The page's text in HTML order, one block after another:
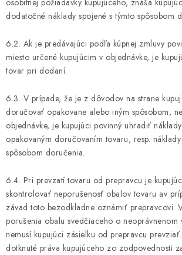
osobitnej požiadavky kupujúceho, znáša
dodatočné náklady spojené s týmto spôsobom
6.2. Ak je predávajúci podľa kúpnej zmluvy
miesto určené kupujúcim v objednávke, je
tovar pri dodaní.
6.3. V prípade, že je z dôvodov na strane
doručovať opakovane alebo iným spôsobom,
objednávke, je kupujúci povinný uhradiť
opakovaným doručovaním tovaru, resp.
spôsobom doručenia.
6.4. Pri prevzatí tovaru od prepravcu je
skontrolovať neporušenosť obalov tovaru av
závad toto bezodkladne oznámiť prepravcovi.
porušenia obalu svedčiaceho o neoprávnenom
nemusí kupujúci zásielku od prepravcu
dotknuté práva kupujúceho zo zodpovednosti